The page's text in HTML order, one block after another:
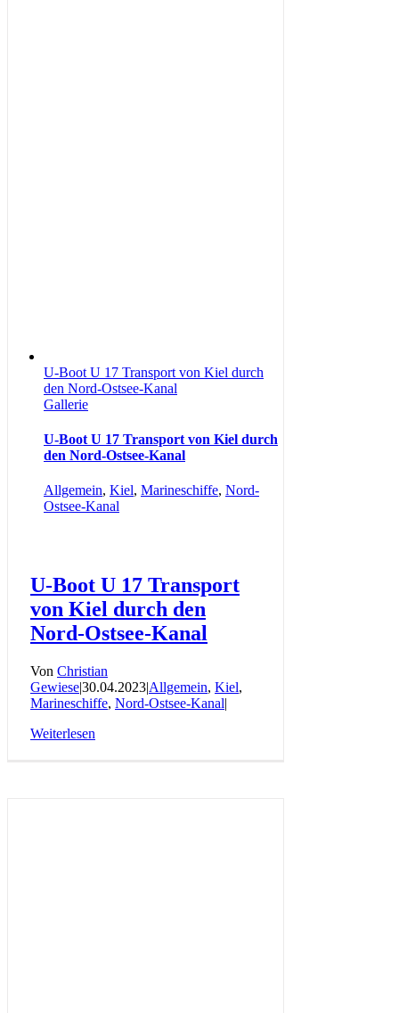
U-Boot U 17 Transport von Kiel durch
den Nord-Ostsee-Kanal
Gallerie
U-Boot U 17 Transport von Kiel durch
den Nord-Ostsee-Kanal
Allgemein, Kiel, Marineschiffe, Nord-
Ostsee-Kanal
U-Boot U 17 Transport
von Kiel durch den
Nord-Ostsee-Kanal
Von Christian
Gewiese|30.04.2023|Allgemein, Kiel,
Marineschiffe, Nord-Ostsee-Kanal|
Weiterlesen